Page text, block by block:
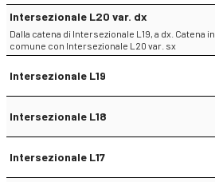
Intersezionale L20 var. dx
Dalla catena di Intersezionale L19, a dx. Catena in
comune con Intersezionale L20 var. sx
Intersezionale L19
Intersezionale L18
Intersezionale L17